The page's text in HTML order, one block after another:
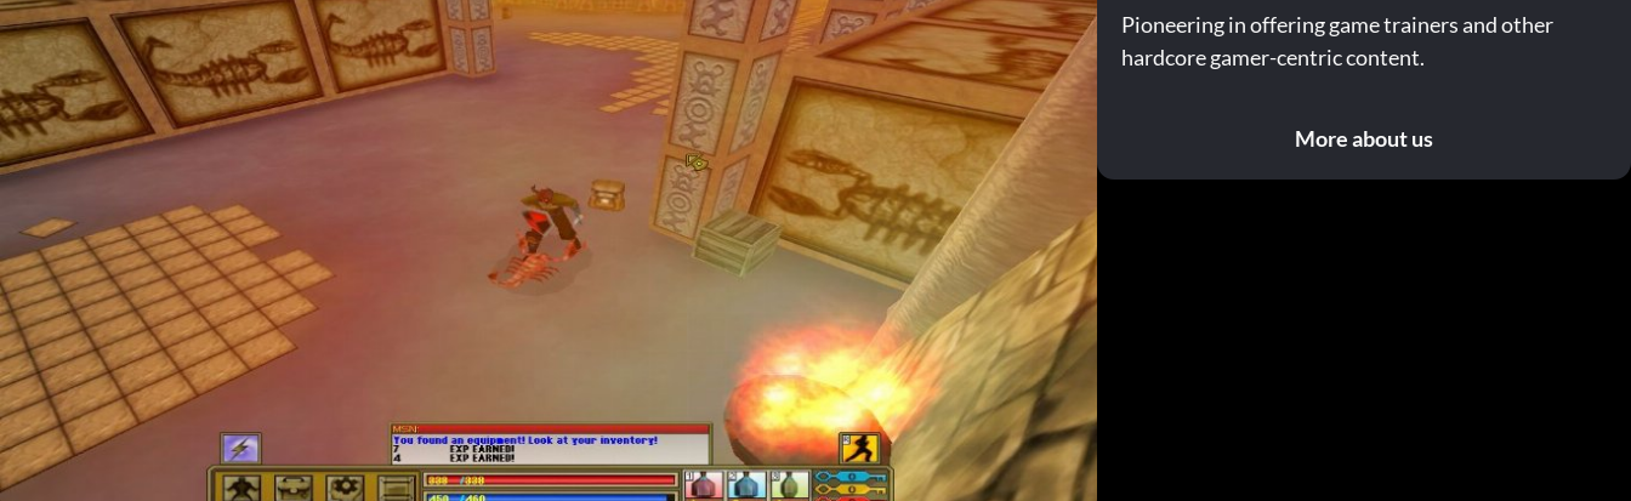
Pioneering in offering game trainers and other
hardcore gamer-centric content.
More about us